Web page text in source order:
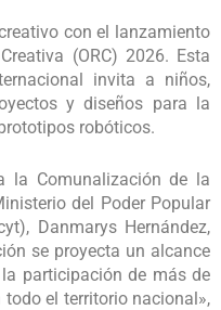
con el lanzamiento
(ORC) 2026. Esta
invita a niños,
y diseños para la
robóticos.
la Comunalización de la
del Poder Popular
Danmarys Hernández,
se proyecta un alcance
participación de más de
el territorio nacional»,